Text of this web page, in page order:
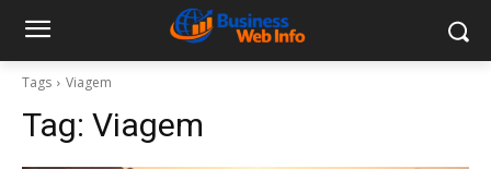
Tags Viagem
Tag: Viagem